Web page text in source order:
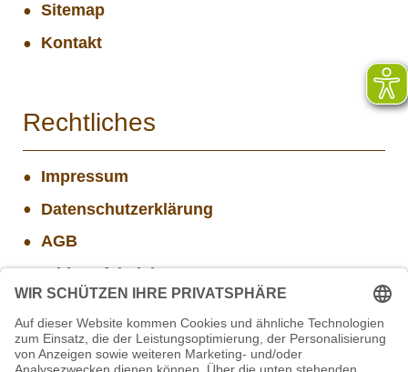
Sitemap
Kontakt
Rechtliches
Impressum
Datenschutzerklärung
AGB
Widerrufsbelehrung